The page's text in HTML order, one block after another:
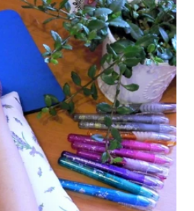
tönköly